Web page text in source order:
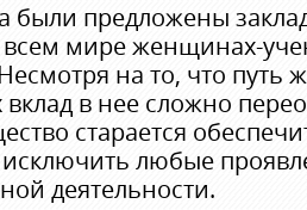
были предложены
мире женщинах-
на то, что путь
вклад в нее сложно
старается
любые
деятельности.